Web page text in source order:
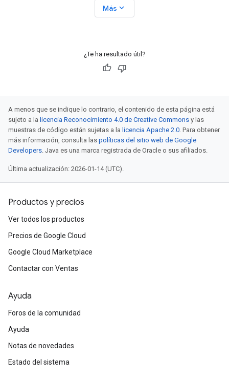
Más expand_more
¿Te ha resultado útil?
A menos que se indique lo contrario, el contenido de esta página está
sujeto a la licencia Reconocimiento 4.0 de Creative Commons y las
muestras de código están sujetas a la licencia Apache 2.0 . Para obtener
más información, consulta las políticas del sitio web de Google
Developers . Java es una marca registrada de Oracle o sus afiliados.
Última actualización: 2026-01-14 (UTC).
Productos y precios
Ver todos los productos
Precios de Google Cloud
Google Cloud Marketplace
Contactar con Ventas
Ayuda
Foros de la comunidad
Ayuda
Notas de novedades
Estado del sistema